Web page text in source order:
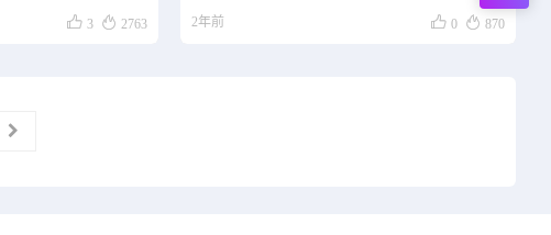
 3  2763 2年前  0  870